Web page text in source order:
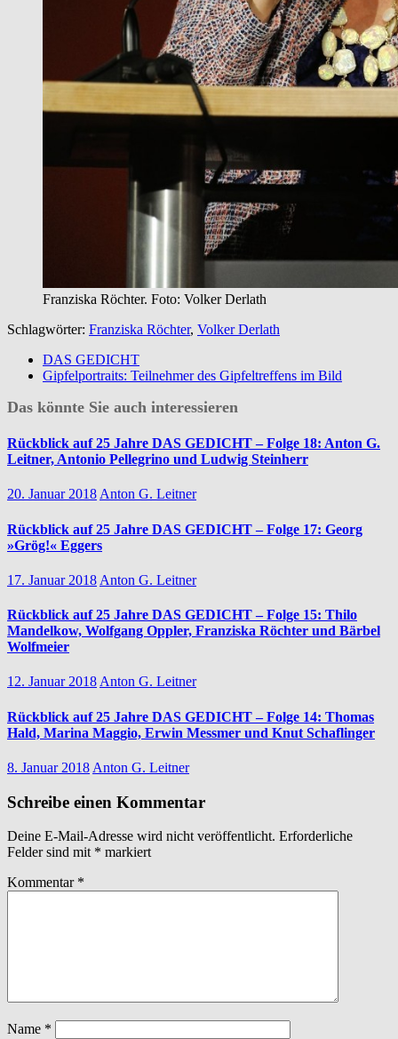
Franziska Röchter. Foto: Volker Derlath
Schlagwörter: Franziska Röchter, Volker Derlath
DAS GEDICHT
Gipfelportraits: Teilnehmer des Gipfeltreffens im Bild
Das könnte Sie auch interessieren
Rückblick auf 25 Jahre DAS GEDICHT – Folge 18: Anton G.
Leitner, Antonio Pellegrino und Ludwig Steinherr
20. Januar 2018 Anton G. Leitner
Rückblick auf 25 Jahre DAS GEDICHT – Folge 17: Georg
»Grög!« Eggers
17. Januar 2018 Anton G. Leitner
Rückblick auf 25 Jahre DAS GEDICHT – Folge 15: Thilo
Mandelkow, Wolfgang Oppler, Franziska Röchter und Bärbel
Wolfmeier
12. Januar 2018Anton G. Leitner
Rückblick auf 25 Jahre DAS GEDICHT – Folge 14: Thomas
Hald, Marina Maggio, Erwin Messmer und Knut Schaflinger
8. Januar 2018 Anton G. Leitner
Schreibe einen Kommentar
Deine E-Mail-Adresse wird nicht veröffentlicht. Erforderliche
Felder sind mit * markiert
Kommentar *
Name *